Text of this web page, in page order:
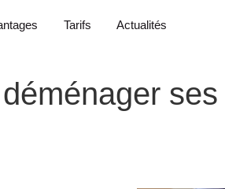
Tarifs Actualités